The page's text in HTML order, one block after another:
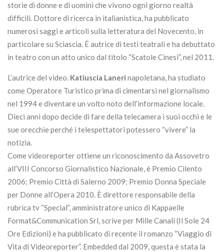
storie di donne e di uomini che vivono ogni giorno realtà
difficili. Dottore di ricerca in italianistica, ha pubblicato
numerosi saggi e articoli sulla letteratura del Novecento, in
particolare su Sciascia. È autrice di testi teatrali e ha debuttato
in teatro con un atto unico dal titolo “Scatole Cinesi”, nel 2011.
L’autrice del video. Katiuscia Laneri napoletana, ha studiato
come Operatore Turistico prima di cimentarsi nel giornalismo
nel 1994 e diventare un volto noto dell’informazione locale.
Dieci anni dopo decide di fare della telecamera i suoi occhi e le
sue orecchie perché i telespettatori potessero “vivere” la
notizia.
Come videoreporter ottiene un riconoscimento da Assovetro
all’VIII Concorso Giornalistico Nazionale, è Premio Cilento
2006; Premio Città di Salerno 2009; Premio Donna Speciale
per Donne all’Opera 2010. È direttore responsabile della
rubrica tv “Special”, amministratore unico di Kappaelle
Format&Communication Srl, scrive per Mille Canali (Il Sole 24
Ore Edizioni) e ha pubblicato di recente il romanzo “Viaggio di
Vita di Videoreporter”. Embedded dal 2009, questa è stata la